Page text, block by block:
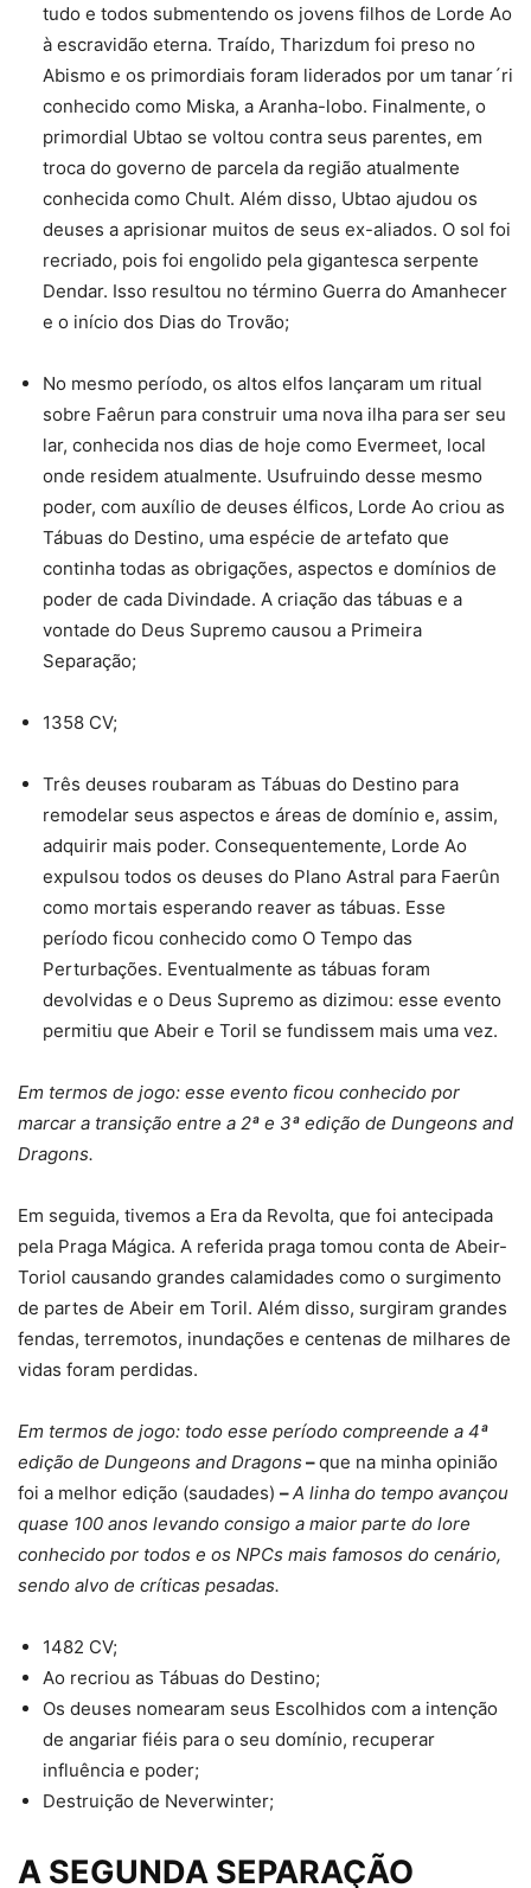
tudo e todos submentendo os jovens filhos de Lorde Ao
à escravidão eterna. Traído, Tharizdum foi preso no
Abismo e os primordiais foram liderados por um tanar´ri
conhecido como Miska, a Aranha-lobo. Finalmente, o
primordial Ubtao se voltou contra seus parentes, em
troca do governo de parcela da região atualmente
conhecida como Chult. Além disso, Ubtao ajudou os
deuses a aprisionar muitos de seus ex-aliados. O sol foi
recriado, pois foi engolido pela gigantesca serpente
Dendar. Isso resultou no término Guerra do Amanhecer
e o início dos Dias do Trovão;
No mesmo período, os altos elfos lançaram um ritual
sobre Faêrun para construir uma nova ilha para ser seu
lar, conhecida nos dias de hoje como Evermeet, local
onde residem atualmente. Usufruindo desse mesmo
poder, com auxílio de deuses élficos, Lorde Ao criou as
Tábuas do Destino, uma espécie de artefato que
continha todas as obrigações, aspectos e domínios de
poder de cada Divindade. A criação das tábuas e a
vontade do Deus Supremo causou a Primeira
Separação;
1358 CV;
Três deuses roubaram as Tábuas do Destino para
remodelar seus aspectos e áreas de domínio e, assim,
adquirir mais poder. Consequentemente, Lorde Ao
expulsou todos os deuses do Plano Astral para Faerûn
como mortais esperando reaver as tábuas. Esse
período ficou conhecido como O Tempo das
Perturbações. Eventualmente as tábuas foram
devolvidas e o Deus Supremo as dizimou: esse evento
permitiu que Abeir e Toril se fundissem mais uma vez.
Em termos de jogo: esse evento ficou conhecido por
marcar a transição entre a 2ª e 3ª edição de Dungeons and
Dragons.
Em seguida, tivemos a Era da Revolta, que foi antecipada
pela Praga Mágica. A referida praga tomou conta de Abeir-
Toriol causando grandes calamidades como o surgimento
de partes de Abeir em Toril. Além disso, surgiram grandes
fendas, terremotos, inundações e centenas de milhares de
vidas foram perdidas.
Em termos de jogo: todo esse período compreende a 4ª
edição de Dungeons and Dragons –que na minha opinião
foi a melhor edição (saudades) –A linha do tempo avançou
quase 100 anos levando consigo a maior parte do lore
conhecido por todos e os NPCs mais famosos do cenário,
sendo alvo de críticas pesadas.
1482 CV;
Ao recriou as Tábuas do Destino;
Os deuses nomearam seus Escolhidos com a intenção
de angariar fiéis para o seu domínio, recuperar
influência e poder;
Destruição de Neverwinter;
A SEGUNDA SEPARAÇÃO